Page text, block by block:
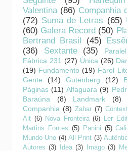
Valentina (86) Companhia
(72) Suma de Letras (65)
(60) Galera Record (50)
Bertrand Brasil
(45)
(36)
Sextante (35)
Fábrica 231 (27) Única (26)
(19) Fundamento (19) Farol
Gente
(14) Gutenberg (12)
Páginas (11) Alfaguara (9)
Baraúna
(8) Landmark (8)
Companhia (8) Zahar (7)
Alt (6) Nova Fronteira (6) Ler
Martins Fontes (5) Panini (5)
Mundo Uno (4) All Print (3)
Autores (3) Idea (3) Imago (3)